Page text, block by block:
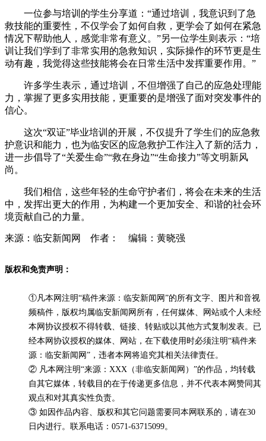
一位参与培训的学生分享道：“通过培训，我意识到了急
救技能的重要性，不仅学会了如何自救，更学会了如何在紧急
情况下帮助他人，感觉非常有意义。”另一位学生则表示：“培
训让我们学到了非常实用的急救知识，实际操作的环节更是生
动有趣，我觉得这些技能将会在日常生活中发挥重要作用。”
许多学生表示，通过培训，不但增强了自己的应急处理能
力，掌握了更多实用技能，更重要的是增强了面对突发事件的
信心。
这次“双证”毕业培训的开展，不仅提升了学生们的应急救
护意识和能力，也为临安区的应急救护工作注入了新的活力，
进一步倡导了“关爱生命”“救在身边”“生命接力”等文明新风
尚。
我们相信，这些年轻的生命守护者们，将会在未来的生活
中，发挥出更大的作用，为构建一个更加安全、和谐的社会环
境贡献自己的力量。
来源：临安新闻网 作者： 编辑：黄晓强
版权和免责声明：
①凡本网注明“稿件来源：临安新闻网”的所有文字、图片和音视
频稿件，版权均属临安新闻网所有，任何媒体、网站或个人未经
本网协议授权不得转载、链接、转贴或以其他方式复制发表。已
经本网协议授权的媒体、网站，在下载使用时必须注明“稿件来
源：临安新闻网”，违者本网将追究其相关法律责任。
② 凡本网注明“来源：XXX（非临安新闻网）”的作品，均转载
自其它媒体，转载目的在于传递更多信息，并不代表本网赞同其
观点和对其真实性负责。
③ 如因作品内容、版权和其它问题需要同本网联系的，请在30
日内进行。联系电话：0571-63715099。